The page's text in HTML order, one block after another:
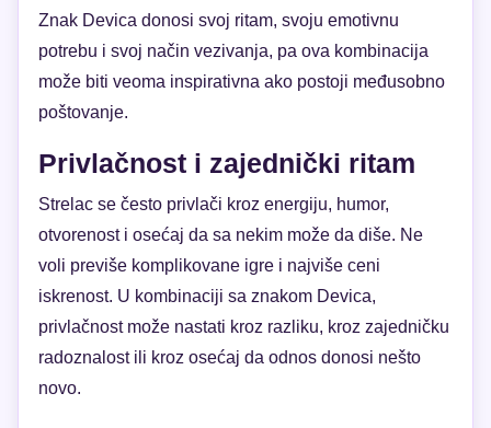
Znak Devica donosi svoj ritam, svoju emotivnu
potrebu i svoj način vezivanja, pa ova kombinacija
može biti veoma inspirativna ako postoji međusobno
poštovanje.
Privlačnost i zajednički ritam
Strelac se često privlači kroz energiju, humor,
otvorenost i osećaj da sa nekim može da diše. Ne
voli previše komplikovane igre i najviše ceni
iskrenost. U kombinaciji sa znakom Devica,
privlačnost može nastati kroz razliku, kroz zajedničku
radoznalost ili kroz osećaj da odnos donosi nešto
novo.